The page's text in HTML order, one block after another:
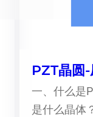
PZT晶圆
一、什么是
是什么晶体